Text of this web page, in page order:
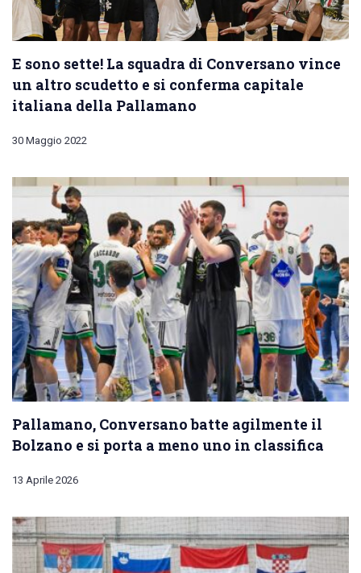
E sono sette! La squadra di Conversano vince
un altro scudetto e si conferma capitale
italiana della Pallamano
30 Maggio 2022
Pallamano, Conversano batte agilmente il
Bolzano e si porta a meno uno in classifica
13 Aprile 2026